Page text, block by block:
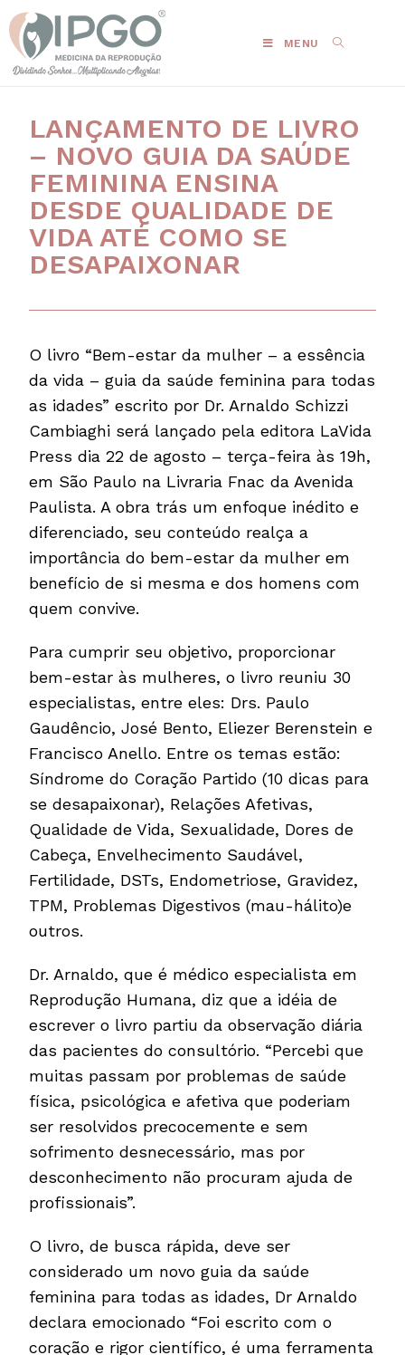
MENU
LANÇAMENTO DE LIVRO
– NOVO GUIA DA SAÚDE
FEMININA ENSINA
DESDE QUALIDADE DE
VIDA ATÉ COMO SE
DESAPAIXONAR
O livro “Bem-estar da mulher – a essência
da vida – guia da saúde feminina para todas
as idades” escrito por Dr. Arnaldo Schizzi
Cambiaghi será lançado pela editora LaVida
Press dia 22 de agosto – terça-feira às 19h,
em São Paulo na Livraria Fnac da Avenida
Paulista. A obra trás um enfoque inédito e
diferenciado, seu conteúdo realça a
importância do bem-estar da mulher em
benefício de si mesma e dos homens com
quem convive.
Para cumprir seu objetivo, proporcionar
bem-estar às mulheres, o livro reuniu 30
especialistas, entre eles: Drs. Paulo
Gaudêncio, José Bento, Eliezer Berenstein e
Francisco Anello. Entre os temas estão:
Síndrome do Coração Partido (10 dicas para
se desapaixonar), Relações Afetivas,
Qualidade de Vida, Sexualidade, Dores de
Cabeça, Envelhecimento Saudável,
Fertilidade, DSTs, Endometriose, Gravidez,
TPM, Problemas Digestivos (mau-hálito)e
outros.
Dr. Arnaldo, que é médico especialista em
Reprodução Humana, diz que a idéia de
escrever o livro partiu da observação diária
das pacientes do consultório. “Percebi que
muitas passam por problemas de saúde
física, psicológica e afetiva que poderiam
ser resolvidos precocemente e sem
sofrimento desnecessário, mas por
desconhecimento não procuram ajuda de
profissionais”.
O livro, de busca rápida, deve ser
considerado um novo guia da saúde
feminina para todas as idades, Dr Arnaldo
declara emocionado “Foi escrito com o
coração e rigor científico, é uma ferramenta